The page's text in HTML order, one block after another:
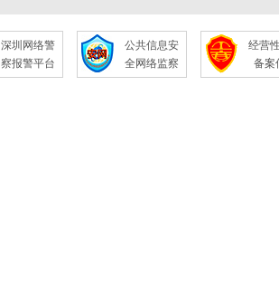
深圳网络警
察报警平台
公共信息安
全网络监察
经营
备案